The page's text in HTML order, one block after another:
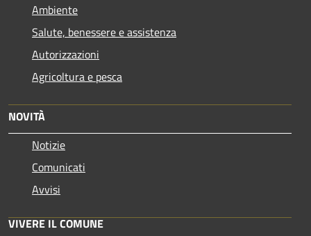
Ambiente
Salute, benessere e assistenza
Autorizzazioni
Agricoltura e pesca
NOVITÀ
Notizie
Comunicati
Avvisi
VIVERE IL COMUNE